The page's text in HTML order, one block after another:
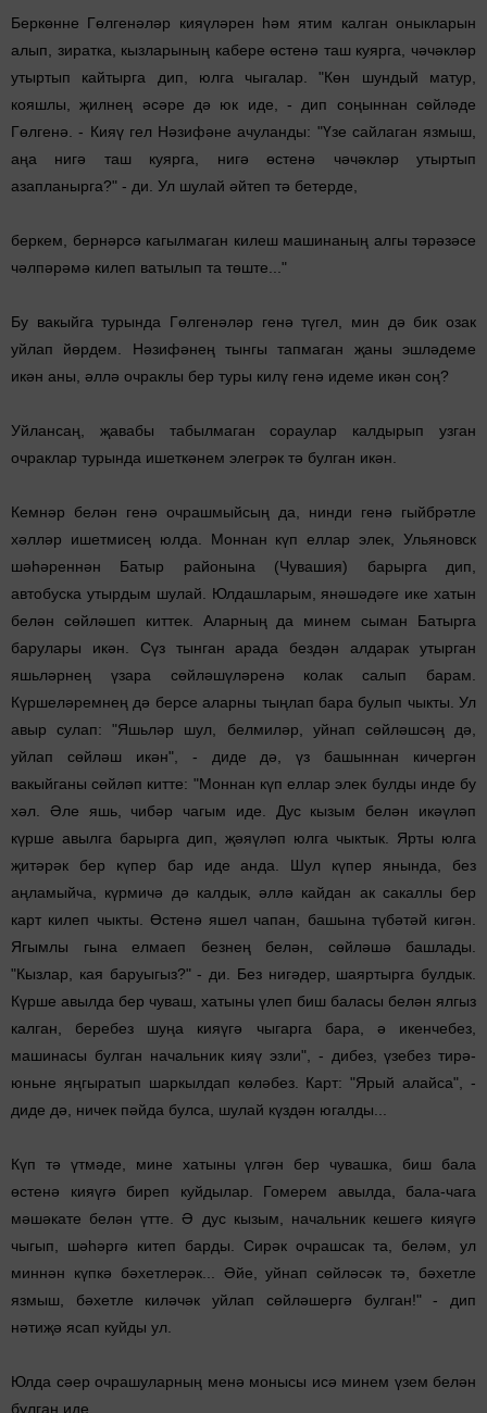
Беркөнне Гөлгенәләр кияүләрен һәм ятим калган оныкла­рын
алып, зиратка, кызларының кабере өстенә таш куярга, чәчәкләр
утыртып кайтырга дип, юлга чыгалар. "Көн шундый матур,
кояшлы, җилнең әсәре дә юк иде, - дип соңыннан сөйләде
Гөлгенә. - Кияү гел Нәзифәне ачуланды: "Үзе сай­лаган язмыш,
аңа нигә таш куярга, нигә өстенә чәчәкләр утыртып
азапланырга?" - ди. Ул шулай әйтеп тә бетерде,
беркем, бернәрсә кагылмаган килеш машинаның алгы тәрәзәсе
чәлпәрәмә килеп ватылып та төште..."
Бу вакыйга турында Гөлгенәләр генә түгел, мин дә бик озак
уйлап йөрдем. Нәзифәнең тынгы тапмаган җаны эшләдеме
икән аны, әллә очраклы бер туры килү генә идеме икән соң?
Уйлансаң, җавабы табылмаган сораулар калдырып узган
очраклар турында ишеткәнем элегрәк тә булган икән.
Кемнәр белән генә очрашмыйсың да, нинди генә гыйбрәтле
хәлләр ишетмисең юлда. Моннан күп еллар элек, Ульяновск
шәһәреннән Батыр районына (Чувашия) барырга дип,
автобуска утырдым шулай. Юлдашларым, янәшәдәге ике хатын
белән сөйләшеп киттек. Аларның да минем сыман Батырга
барулары икән. Сүз тынган арада бездән алдарак утырган
яшьләрнең үзара сөйләшүләренә колак салып ба­рам.
Күршеләремнең дә берсе аларны тыңлап бара булып чыкты. Ул
авыр сулап: "Яшьләр шул, белмиләр, уйнап сөйләшсәң дә,
уйлап сөйләш икән", - диде дә, үз башыннан кичергән
вакыйганы сөйләп китте: "Моннан күп еллар элек булды инде бу
хәл. Әле яшь, чибәр чагым иде. Дус кызым белән икәүләп
күрше авылга барырга дип, җәяүләп юлга чыктык. Ярты юлга
җитәрәк бер күпер бар иде анда. Шул күпер янында, без
аңламыйча, күрмичә дә калдык, әллә кай­дан ак сакаллы бер
карт килеп чыкты. Өстенә яшел чапан, башына түбәтәй кигән.
Ягымлы гына елмаеп безнең белән, сөйләшә башлады.
"Кызлар, кая баруыгыз?" - ди. Без нигәдер, шаяртырга булдык.
Күрше авылда бер чуваш, хаты­ны үлеп биш баласы белән ялгыз
калган, беребез шуңа кияүгә чыгарга бара, ә икенчебез,
машинасы булган началь­ник кияү эзли", - дибез, үзебез тирә-
юньне яңгыратып шар­кылдап көләбез. Карт: "Ярый алайса", -
диде дә, ничек пәйда булса, шулай күздән югалды...
Күп тә үтмәде, мине хатыны үлгән бер чувашка, биш бала
өстенә кияүгә биреп куйдылар. Гомерем авылда, бала-чага
мәшәкате белән үтте. Ә дус кызым, начальник кешегә кияүгә
чыгып, шәһәргә китеп барды. Сирәк очрашсак та, беләм, ул
миннән күпкә бәхетлерәк... Әйе, уйнап сөйләсәк тә, бәхетле
язмыш, бәхетле киләчәк уйлап сөйләшергә булган!" - дип
нәтиҗә ясап куйды ул.
Юлда сәер очрашуларның менә монысы исә минем үзем белән
булган иде.